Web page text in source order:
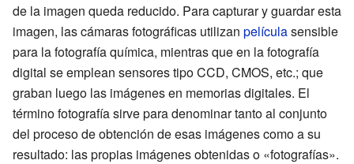
de la imagen queda reducido. Para capturar y guardar esta
imagen, las cámaras fotográficas utilizan películasensible
para la fotografía química, mientras que en la fotografía
digital se emplean sensores tipo CCD, CMOS, etc.; que
graban luego las imágenes en memorias digitales. El
término fotografía sirve para denominar tanto al conjunto
del proceso de obtención de esas imágenes como a su
resultado: las propias imágenes obtenidas o «fotografías».